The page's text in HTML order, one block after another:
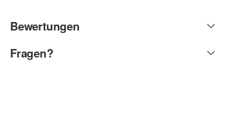
Bewertungen
Fragen?